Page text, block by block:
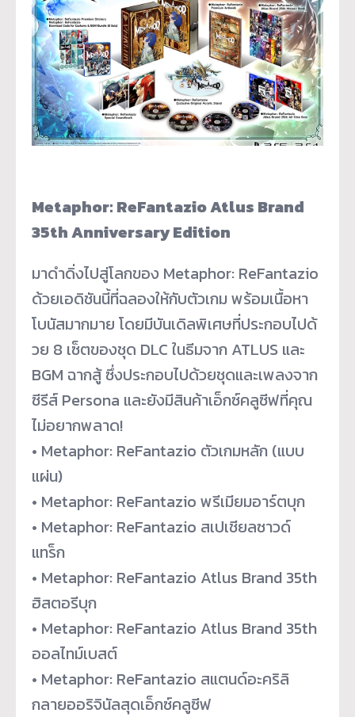
Metaphor: ReFantazio Atlus Brand
35th Anniversary Edition
มาดำดิ่งไปสู่โลกของ Metaphor: ReFantazio
ด้วยเอดิชันนี้ที่ฉลองให้กับตัวเกม พร้อมเนื้อหา
โบนัสมากมาย โดยมีบันเดิลพิเศษที่ประกอบไปด้
วย 8 เซ็ตของชุด DLC ในธีมจาก ATLUS และ
BGM ฉากสู้ ซึ่งประกอบไปด้วยชุดและเพลงจาก
ซีรีส์ Persona และยังมีสินค้าเอ็กซ์คลูซีฟที่คุณ
ไม่อยากพลาด!
• Metaphor: ReFantazio ตัวเกมหลัก (แบบ
แผ่น)
• Metaphor: ReFantazio พรีเมียมอาร์ตบุก
• Metaphor: ReFantazio สเปเชียลซาวด์
แทร็ก
• Metaphor: ReFantazio Atlus Brand 35th
ฮิสตอรีบุก
• Metaphor: ReFantazio Atlus Brand 35th
ออลไทม์เบสต์
• Metaphor: ReFantazio สแตนด์อะคริลิ
กลายออริจินัลสุดเอ็กซ์คลูซีฟ